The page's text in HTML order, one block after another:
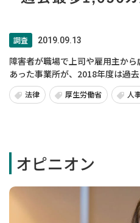
調査 2019.09.13
障害者が職場で上司や雇用主か
あった事業所が、2018年度は過
法律 厚生労働省 人
オピニオン